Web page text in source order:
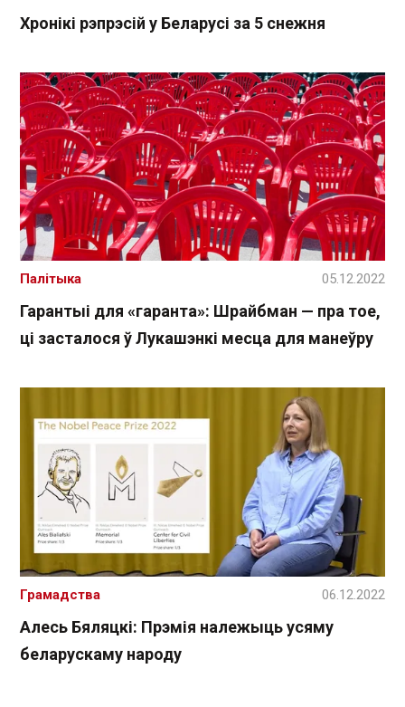
Хронікі рэпрэсій у Беларусі за 5 снежня
Гарантыі для «гаранта»: Шрайбман — пра тое,
ці засталося ў Лукашэнкі месца для манеўру
Палітыка 05.12.2022
Алесь Бяляцкі: Прэмія належыць усяму
беларускаму народу
Грамадства 06.12.2022